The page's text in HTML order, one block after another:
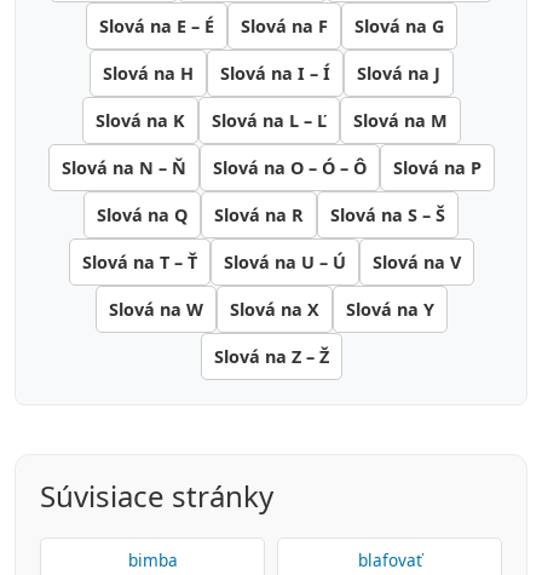
Slová na E – É Slová na F Slová na G
Slová na H Slová na I – Í Slová na J
Slová na K Slová na L – Ľ Slová na M
Slová na N – Ň Slová na O – Ó – Ô Slová na P
Slová na Q Slová na R Slová na S – Š
Slová na T – Ť Slová na U – Ú Slová na V
Slová na W Slová na X Slová na Y
Slová na Z – Ž
Súvisiace stránky
bimba blafovať